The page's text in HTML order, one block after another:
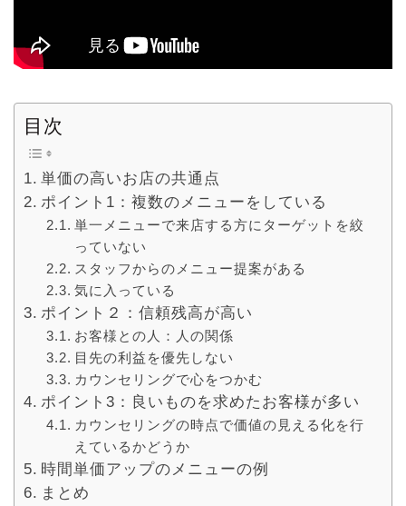
目次
単価の高いお店の共通点
ポイント1：複数のメニューをしている
単一メニューで来店する方にターゲットを絞
っていない
スタッフからのメニュー提案がある
気に入っている
ポイント２：信頼残高が高い
お客様との人：人の関係
目先の利益を優先しない
カウンセリングで心をつかむ
ポイント3：良いものを求めたお客様が多い
カウンセリングの時点で価値の見える化を行
えているかどうか
時間単価アップのメニューの例
まとめ